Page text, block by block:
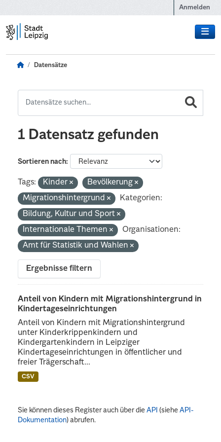
Anmelden
Datensätze
1 Datensatz gefunden
Sortieren nach
Tags: Kinder
Bevölkerung
Migrationshintergrund
Kategorien:
Bildung, Kultur und Sport
Internationale Themen
Organisationen:
Amt für Statistik und Wahlen
Ergebnisse filtern
Anteil von Kindern mit Migrationshintergrund in
Kindertageseinrichtungen
Anteil von Kindern mit Migrationshintergrund
unter Kinderkrippenkindern und
Kindergartenkindern in Leipziger
Kindertageseinrichtungen in öffentlicher und
freier Trägerschaft...
CSV
Sie können dieses Register auch über dieAPI (sieheAPI-
Dokumentation) abrufen.